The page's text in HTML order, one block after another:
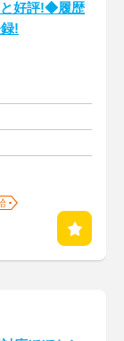
好評!◆履歴
!